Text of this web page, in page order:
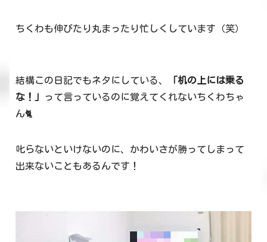
ちくわも伸びたり丸まったり忙しくしています（笑）
結構この日記でもネタにしている、
「机の上には乗る
な！」
って言っているのに覚えてくれないちくわちゃ
ん🐈
叱らないといけないのに、かわいさが勝ってしまって
出来ないこともあるんです！